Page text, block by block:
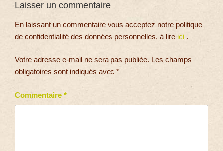
Laisser un commentaire
En laissant un commentaire vous acceptez notre politique
de confidentialité des données personnelles, à lire ici .
Votre adresse e-mail ne sera pas publiée. Les champs
obligatoires sont indiqués avec *
Commentaire *